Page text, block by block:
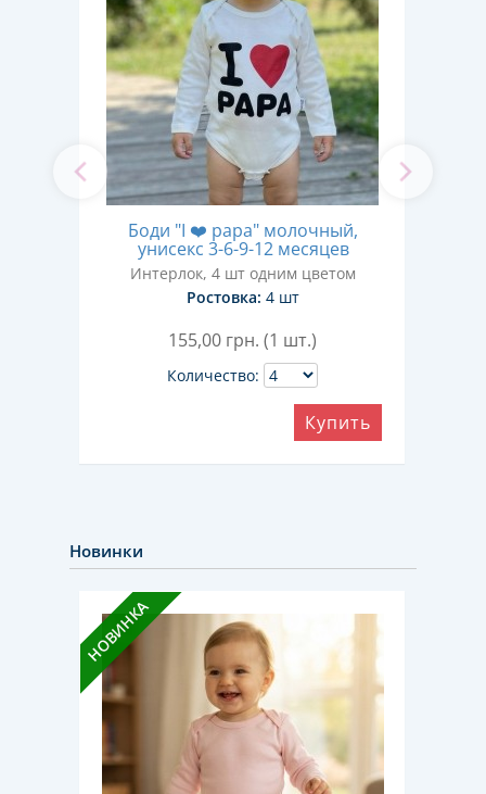
Боди "I ❤️ papa" молочный,
унисекс 3-6-9-12 месяцев
Интерлок, 4 шт одним цветом
Ростовка: 4 шт
155,00 грн. (1 шт.)
Количество:
Купить
Новинки
НОВИНКА